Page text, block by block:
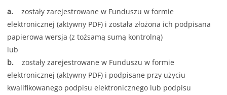
a.
zostały zarejestrowane w Funduszu w formie
elektronicznej (aktywny PDF) i została złożona ich podpisana
papierowa wersja (z tożsamą sumą kontrolną)
lub
b.
zostały zarejestrowane w Funduszu w formie
elektronicznej (aktywny PDF) i podpisane przy użyciu
kwalifikowanego podpisu elektronicznego lub podpisu